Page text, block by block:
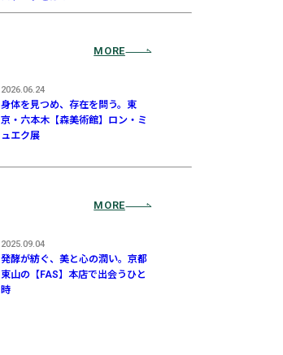
MORE
身体を見つめ、存在を問う。東
京・六本木【森美術館】ロン・ミ
ュエク展
2026.06.24
MORE
発酵が紡ぐ、美と心の潤い。京都
東山の【FAS】本店で出会うひと
時
2025.09.04